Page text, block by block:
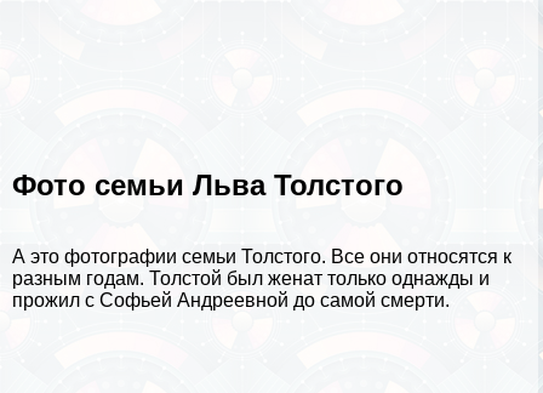
Фото семьи Льва Толстого
А это фотографии семьи Толстого. Все они относятся к
разным годам. Толстой был женат только однажды и
прожил с Софьей Андреевной до самой cмepти.